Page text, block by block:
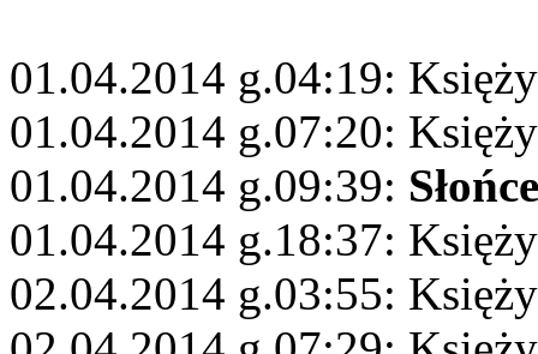
01.04.2014 g.04:19:
01.04.2014 g.07:20:
01.04.2014 g.09:39: Słońce
01.04.2014 g.18:37:
02.04.2014 g.03:55: